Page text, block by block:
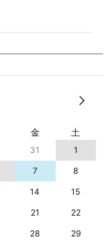
金 土
31
1
7
8
14
15
21
22
28
29